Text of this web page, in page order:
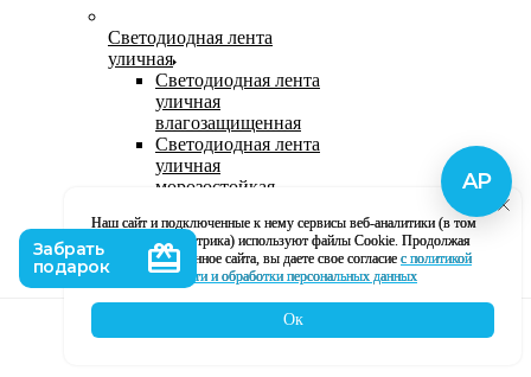
Светодиодная лента
уличная
Светодиодная лента
уличная
влагозащищенная
Светодиодная лента
уличная
морозостойкая
светодиодная лента
220В
Светодиодная лента
уличная в силиконе
Наш сайт и подключенные к нему сервисы веб-аналитики (в том
числе, Яндекс Метрика) используют файлы Cookie. Продолжая
использование данное сайта, вы даете свое согласие с политикой
кофиденциальности и обработки персональных данных
Ок